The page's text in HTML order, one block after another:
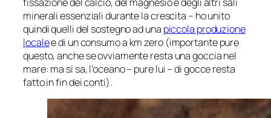
minerali essenziali durante la crescita – ho unito
quindi quelli del sostegno ad una piccola produzione
localee di un consumo a km zero (importante pure
questo, anche se ovviamente resta una goccia nel
mare: ma si sa, l’oceano – pure lui – di gocce resta
fatto in fin dei conti).